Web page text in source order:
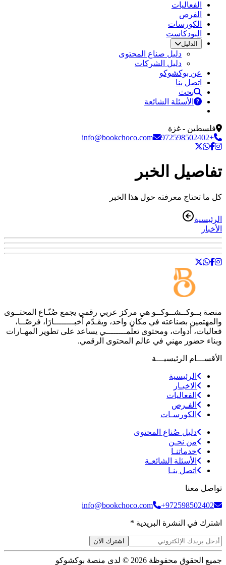
الفعاليات
الفرص
الكورسات
البودكاست
الدليل
دليل صناع المحتوى
دليل الشركات
عن بوكشوكو
اتصل بنا
بحث
الأسئلة الشائعة
فلسطين - غزة
+972598502402
info@bookchoco.com
تفاصيل الخبر
كل ما تحتاج معرفته حول هذا الخبر
الرئيسية
الأخبار
منصة بــوكــشــوكــو هي مركز عربي رقمي يجمع صُنّـاع المحتــوى
والمهتمين بصناعته في مكان واحد، ويقـدّم أخبــــــــارًا، فرصًــا،
فعاليات، أدوات، ومحتوى تعلّمــــــــي يساعد على تطوير المهـارات
وبناء حضور مهني في عالم المحتوى الرقمي.
الأقســـام الرئيسيـــة
الرئيسية
الاخبـار
الفعاليات
الفـرص
الكورسـات
دليل صُناع المحتوى
من نحـن
خدماتنـا
الأسئلة الشائعـة
اتصل بنـا
تواصل معنا
info@bookchoco.com
+972598502402
اشترك في النشرة البريدية *
اشترك الآن
جميع الحقوق محفوظة 2026 © لدى منصة بوكشوكو